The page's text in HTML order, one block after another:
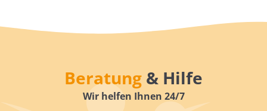
Beratung & Hilfe
Wir helfen Ihnen 24/7